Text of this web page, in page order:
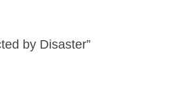
by Disaster”